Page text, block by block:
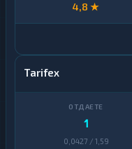
4,8 ★
Tarifex
1
0,0427 / 1,59